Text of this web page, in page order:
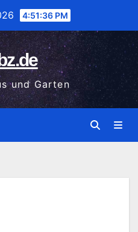
4:51:36 PM
und Garten